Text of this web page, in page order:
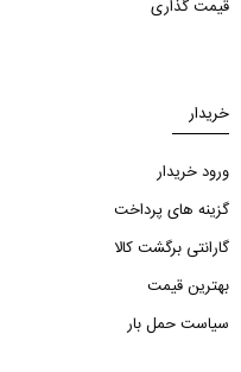
قیمت گذاری
خریدار
ورود خریدار
گزینه های پرداخت
گارانتی برگشت کالا
بهترین قیمت
سیاست حمل بار